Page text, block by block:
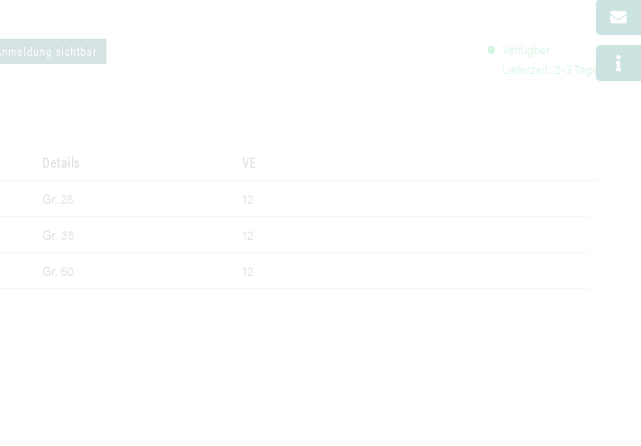
sichtbar
Verfügbar
Lieferzeit: 2-3 Tage
Details VE
Gr. 25
12
Gr. 35
12
Gr. 50 12